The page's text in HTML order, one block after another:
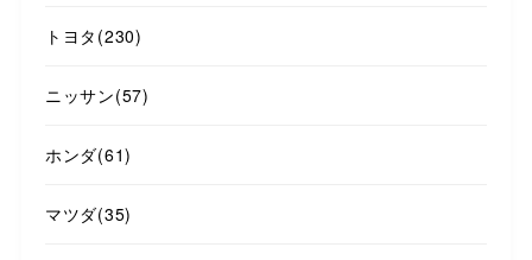
トヨタ (230)
ニッサン(57)
ホンダ(61)
マツダ(35)